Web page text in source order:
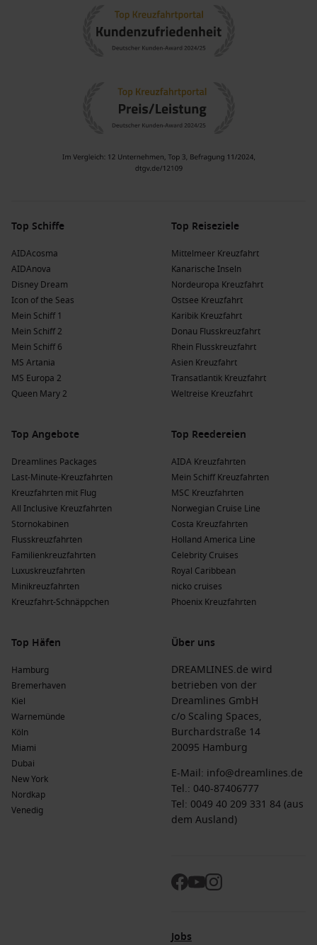
Top Schiffe
AIDAcosma
AIDAnova
Disney Dream
Icon of the Seas
Mein Schiff 1
Mein Schiff 2
Mein Schiff 6
MS Artania
MS Europa 2
Queen Mary 2
Top Reiseziele
Mittelmeer Kreuzfahrt
Kanarische Inseln
Nordeuropa Kreuzfahrt
Ostsee Kreuzfahrt
Karibik Kreuzfahrt
Donau Flusskreuzfahrt
Rhein Flusskreuzfahrt
Asien Kreuzfahrt
Transatlantik Kreuzfahrt
Weltreise Kreuzfahrt
Top Angebote
Dreamlines Packages
Last-Minute-Kreuzfahrten
Kreuzfahrten mit Flug
All Inclusive Kreuzfahrten
Stornokabinen
Flusskreuzfahrten
Familienkreuzfahrten
Luxuskreuzfahrten
Minikreuzfahrten
Kreuzfahrt-Schnäppchen
Top Reedereien
AIDA Kreuzfahrten
Mein Schiff Kreuzfahrten
MSC Kreuzfahrten
Norwegian Cruise Line
Costa Kreuzfahrten
Holland America Line
Celebrity Cruises
Royal Caribbean
nicko cruises
Phoenix Kreuzfahrten
Top Häfen
Hamburg
Bremerhaven
Kiel
Warnemünde
Köln
Miami
Dubai
New York
Nordkap
Venedig
Über uns
DREAMLINES.de wird
betrieben von der
Dreamlines GmbH
c/o Scaling Spaces,
Burchardstraße 14
20095 Hamburg
E-Mail: info@dreamlines.de
Tel.: 040-87406777
Tel: 0049 40 209 331 84 (aus
dem Ausland)
Jobs